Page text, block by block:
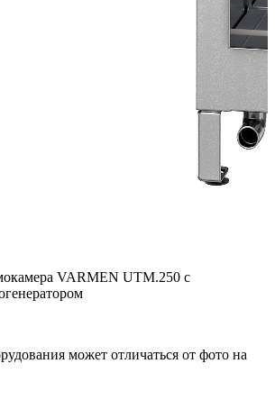
VARMEN UTM.250 с
может отличаться от фото на